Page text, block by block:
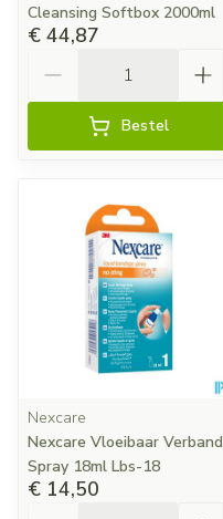
Cleansing Softbox 2000ml
€ 44,87
Bestel
Nexcare
Nexcare Vloeibaar Verband
Spray 18ml Lbs-18
€ 14,50